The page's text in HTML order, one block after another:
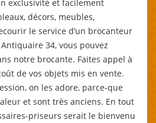
exclusivité et facilement
décors, meubles,
le service d’un brocanteur
34, vous pouvez
notre brocante. Faites appel à
de vos objets mis en vente.
on les adore, parce-que
et sont très anciens. En tout
priseurs serait le bienvenu